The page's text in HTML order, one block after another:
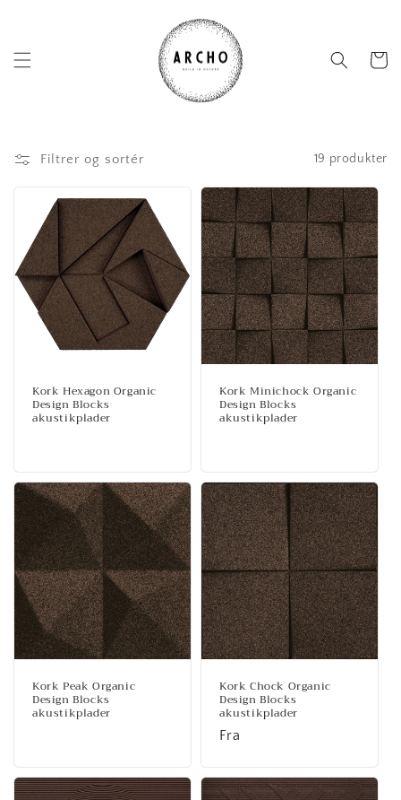
Filtrer og sortér 19 produkter
Kork Hexagon Organic
Design Blocks
akustikplader
Kork Minichock Organic
Design Blocks
akustikplader
Kork Peak Organic
Design Blocks
akustikplader
Kork Chock Organic
Design Blocks
akustikplader
Normalpris
Fra